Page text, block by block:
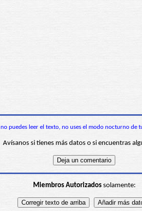
no puedes leer el texto, no uses el modo nocturno de
Avísanos si tienes más datos o si encuentras
Miembros Autorizadossolamente: